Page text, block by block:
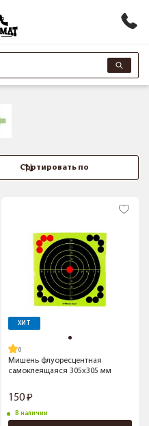
ХИТ
Мишень флуоресцентная
самоклеящаяся 305x305 мм
150
В наличии